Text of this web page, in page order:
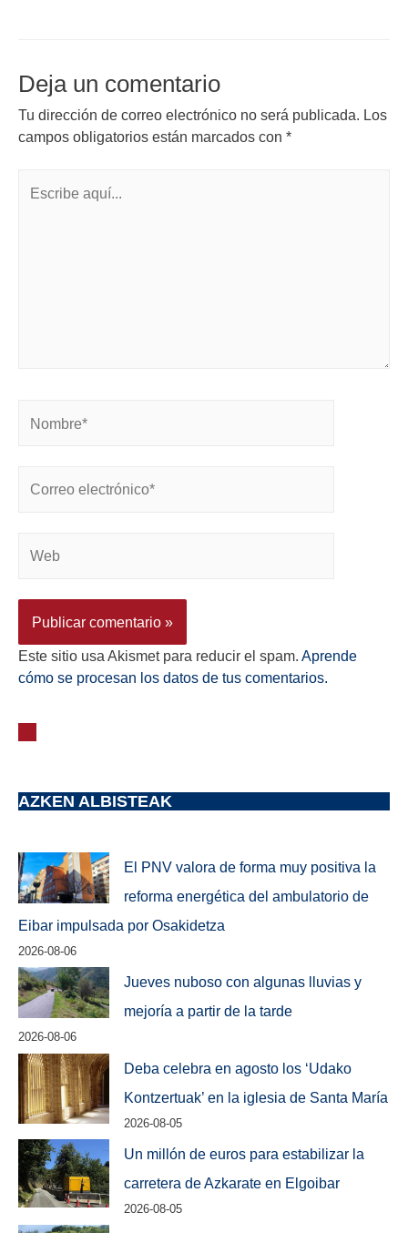
Deja un comentario
Tu dirección de correo electrónico no será publicada. Los
campos obligatorios están marcados con *
Este sitio usa Akismet para reducir el spam. Aprende
cómo se procesan los datos de tus comentarios.
AZKEN ALBISTEAK
El PNV valora de forma muy positiva la
reforma energética del ambulatorio de
Eibar impulsada por Osakidetza
2026-08-06
Jueves nuboso con algunas lluvias y
mejoría a partir de la tarde
2026-08-06
Deba celebra en agosto los ‘Udako
Kontzertuak’ en la iglesia de Santa María
2026-08-05
Un millón de euros para estabilizar la
carretera de Azkarate en Elgoibar
2026-08-05